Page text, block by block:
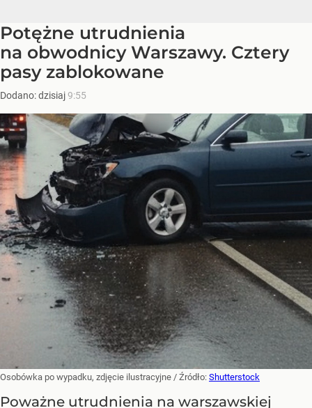
Potężne utrudnienia
na obwodnicy Warszawy. Cztery
pasy zablokowane
Dodano:dzisiaj9:55
Osobówka po wypadku, zdjęcie ilustracyjne / Źródło: Shutterstock
Poważne utrudnienia na warszawskiej